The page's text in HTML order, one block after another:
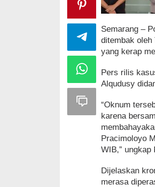
Semarang –
ditembak
yang kerap
Pers rilis
Alqudusy
“Oknum
karena
Pracimoloyo
WIB,” ungkap
Dijelaskan
merasa